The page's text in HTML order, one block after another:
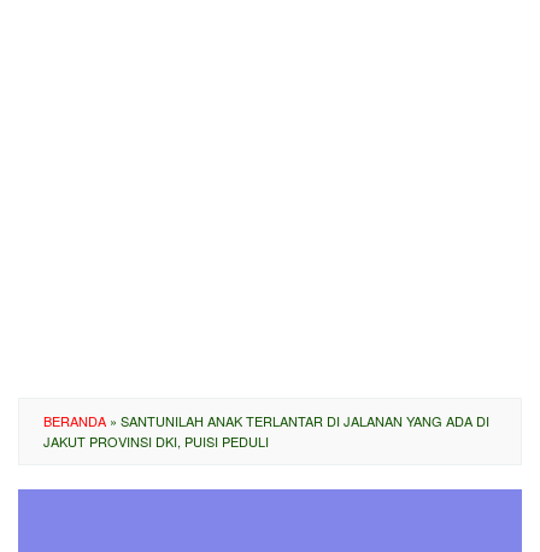
BERANDA » SANTUNILAH ANAK TERLANTAR DI JALANAN YANG ADA DI
JAKUT PROVINSI DKI, PUISI PEDULI